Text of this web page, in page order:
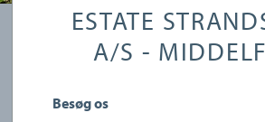
ESTATE
A/S -
Besøg os